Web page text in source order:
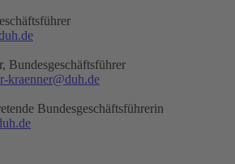
Bundesgeschäftsführer
kraenner@duh.de
Bundesgeschäftsführerin